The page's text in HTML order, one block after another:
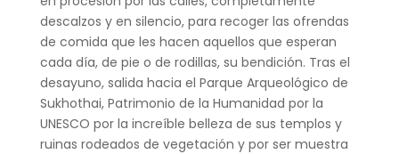
descalzos y en silencio, para recoger las ofrendas
de comida que les hacen aquellos que esperan
cada día, de pie o de rodillas, su bendición. Tras el
desayuno, salida hacia el Parque Arqueológico de
Sukhothai, Patrimonio de la Humanidad por la
UNESCO por la increíble belleza de sus templos y
ruinas rodeados de vegetación y por ser muestra